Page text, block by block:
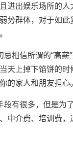
进出娱乐场所的
势群体，对于如
相信所谓的“高
天上掉下馅饼的
的家人和朋友担心。
有很多，但是为
中介费、培训费